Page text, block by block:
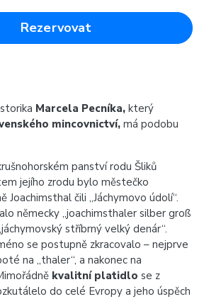
Rezervovat
Marcela Pecníka, který
mincovnictví, má podobu
panství rodu Šliků
jejího zrodu bylo městečko
Joachimsthal čili „Jáchymovo údolí“.
německy „joachimsthaler silber groß
stříbrný velký denár“.
se postupně zkracovalo – nejprve
na „thaler“, a nakonec na
kvalitní platidlo se z
do celé Evropy a jeho úspěch